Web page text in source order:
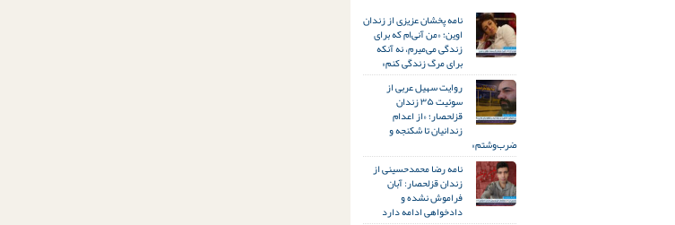
نامه پخشان عزیزی از زندان
اوین؛ «من آنی‌ام که برای
زندگی می‌میرم، نه آنکه
برای مرگ زندگی کنم»
روایت سهیل عربی از
سوئیت ۳۵ زندان
قزلحصار؛ «از اعدام
زندانیان تا شکنجه و
ضرب‌وشتم»
نامه رضا محمدحسینی از
زندان قزلحصار: آبان
فراموش نشده و
دادخواهی ادامه دارد